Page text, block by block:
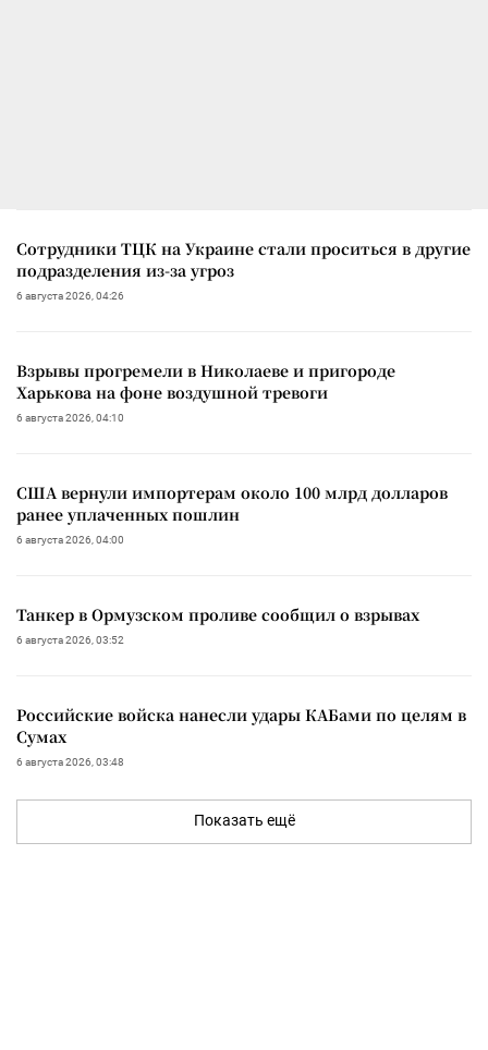
Сотрудники ТЦК на Украине стали проситься в другие
подразделения из-за угроз
6 августа 2026, 04:26
Взрывы прогремели в Николаеве и пригороде
Харькова на фоне воздушной тревоги
6 августа 2026, 04:10
США вернули импортерам около 100 млрд долларов
ранее уплаченных пошлин
6 августа 2026, 04:00
Танкер в Ормузском проливе сообщил о взрывах
6 августа 2026, 03:52
Российские войска нанесли удары КАБами по целям в
Сумах
6 августа 2026, 03:48
Показать ещё